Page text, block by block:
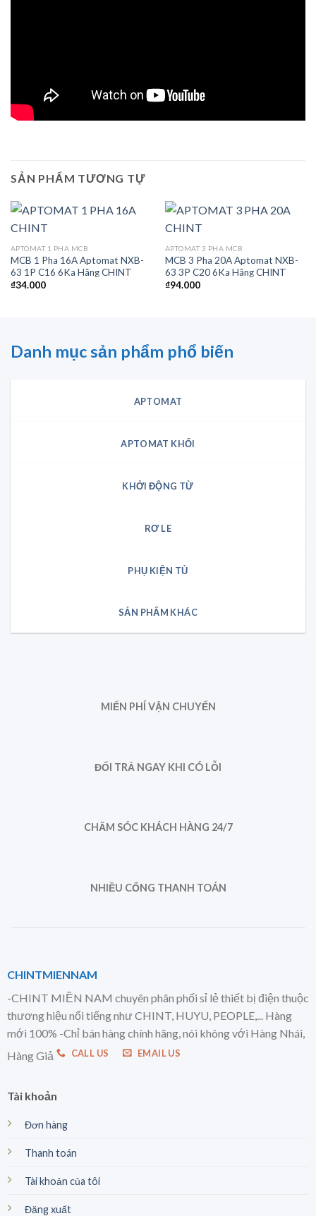
SẢN PHẨM TƯƠNG TỰ
APTOMAT 1 PHA MCB
MCB 1 Pha 16A Aptomat NXB-
63 1P C16 6Ka Hãng CHINT
₫34.000
APTOMAT 3 PHA MCB
MCB 3 Pha 20A Aptomat NXB-
63 3P C20 6Ka Hãng CHINT
₫94.000
Danh mục sản phẩm phổ biến
APTOMAT
APTOMAT KHỐI
KHỞI ĐỘNG TỪ
RƠ LE
PHỤ KIỆN TỦ
SẢN PHẨM KHÁC
MIẾN PHÍ VẬN CHUYỂN
ĐỔI TRẢ NGAY KHI CÓ LỖI
CHĂM SÓC KHÁCH HÀNG 24/7
NHIỀU CỔNG THANH TOÁN
CHINTMIENNAM
-CHINT MIỀN NAM chuyên phân phối sỉ lẻ thiết bị điện thuộc
thương hiệu nổi tiếng như CHINT, HUYU, PEOPLE,... Hàng
mới 100% -Chỉ bán hàng chính hãng, nói không với Hàng Nhái,
Hàng Giả
CALL US EMAIL US
Tài khoản
Đơn hàng
Thanh toán
Tài khoản của tôi
Đăng xuất